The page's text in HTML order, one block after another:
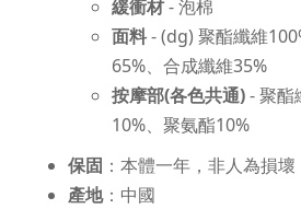
緩衝材- 泡棉
面料- (dg) 聚酯纖維
65%、合成纖維35%
按摩部(各色共通)- 聚酯
10%、聚氨酯10%
保固 ：本體一年，非人為損壞
產地：中國